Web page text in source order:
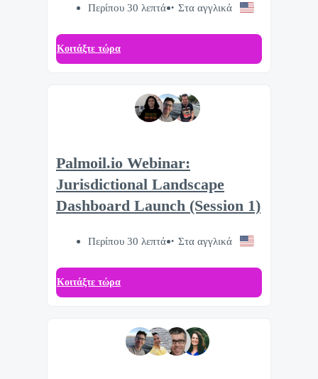
Περίπου 30 λεπτά Στα αγγλικά
Κοιτάξτε τώρα
Palmoil.io Webinar:
Jurisdictional Landscape
Dashboard Launch (Session 1)
Περίπου 30 λεπτά Στα αγγλικά
Κοιτάξτε τώρα